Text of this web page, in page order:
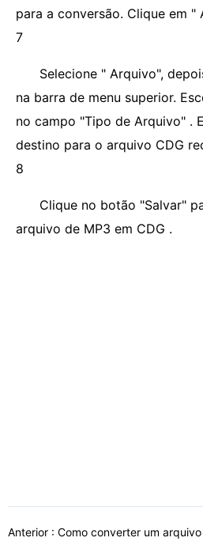
para a conversão. Clique em "
7
Selecione " Arquivo",
na barra de menu superior.
no campo "Tipo de Arquivo" .
destino para o arquivo CDG
8
Clique no botão "Salvar"
arquivo de MP3 em CDG .
Anterior : Como converter um